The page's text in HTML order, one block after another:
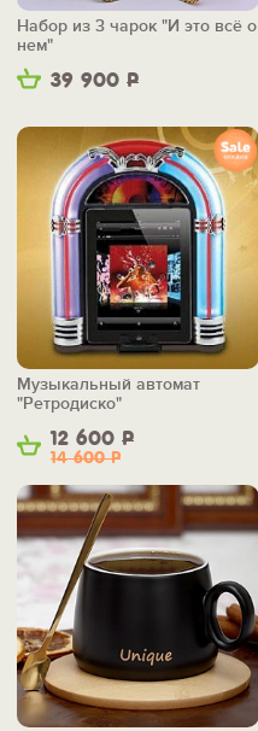
39 900 Р
Набор из 3 чарок "И это всё о
нем"
12 600 Р
14 600Р
Музыкальный автомат
"Ретродиско"